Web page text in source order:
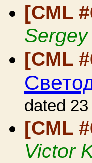
[CML
[CML
dated
[CML
Victor